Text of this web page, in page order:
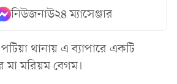
নিউজনাউ২৪ ম্যাসেঞ্জার
থানায় এ ব্যাপারে একটি
মা মরিয়ম বেগম।